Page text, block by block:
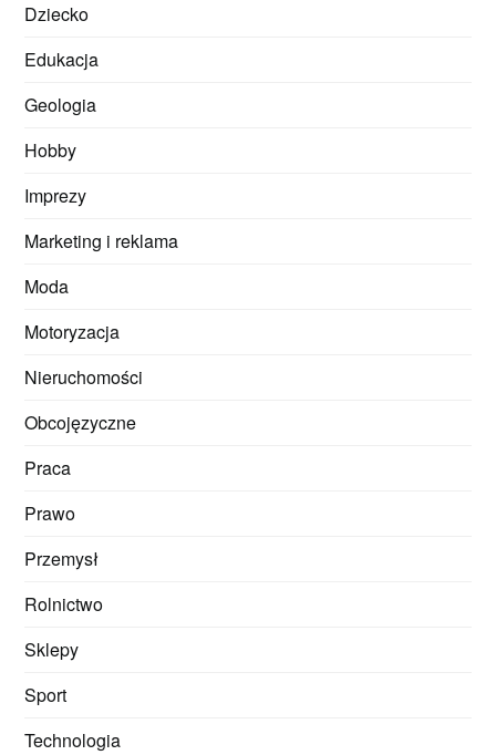
Dziecko
Edukacja
Geologia
Hobby
Imprezy
Marketing i reklama
Moda
Motoryzacja
Nieruchomości
Obcojęzyczne
Praca
Prawo
Przemysł
Rolnictwo
Sklepy
Sport
Technologia